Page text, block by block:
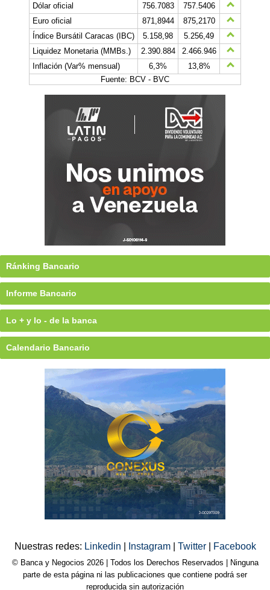
Dólar oficial
756.7083
757.5406
Euro oficial
871,8944
875,2170
Índice Bursátil Caracas (IBC)
5.158,98
5.256,49
Liquidez Monetaria (MMBs.)
2.390.884
2.466.946
Inflación (Var% mensual)
6,3%
13,8%
Fuente: BCV - BVC
Ránking Bancario
Informe Bancario
Lo + y lo - de la banca
Calendario Bancario
Nuestras redes: Linkedin Instagram Twitter Facebook
© Banca y Negocios 2026 | Todos los Derechos Reservados | Ninguna
parte de esta página ni las publicaciones que contiene podrá ser
reproducida sin autorización